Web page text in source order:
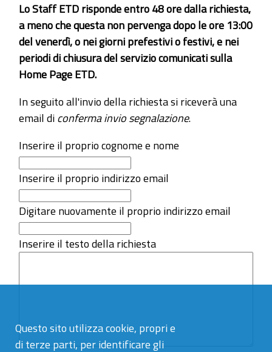
Questo sito utilizza cookie, propri e
di terze parti, per identificare gli
Lo Staff ETD risponde entro 48 ore dalla richiesta,
a meno che questa non pervenga dopo le ore 13:00
del venerdì, o nei giorni prefestivi o festivi, e nei
periodi di chiusura del servizio comunicati sulla
Home Page ETD.
In seguito all'invio della richiesta si riceverà una
email diconferma invio segnalazione.
Inserire il proprio cognome e nome
Inserire il proprio indirizzo email
Digitare nuovamente il proprio indirizzo email
Inserire il testo della richiesta